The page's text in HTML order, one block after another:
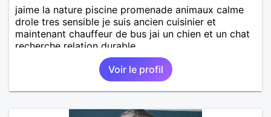
jaime la nature piscine promenade animaux calme
drole tres sensible je suis ancien cuisinier et
maintenant chauffeur de bus jai un chien et un chat
recherche relation durable
Voir le profil